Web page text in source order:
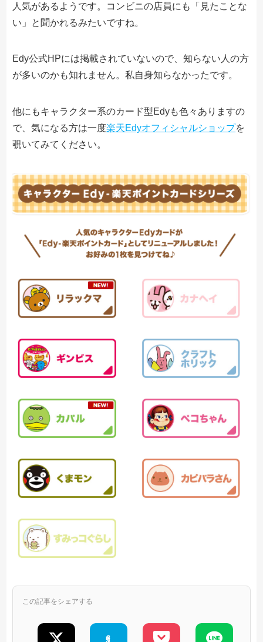
人気があるようです。コンビニの店員にも「見たことな
い」と聞かれるみたいですね。
Edy公式HPには掲載されていないので、知らない人の方
が多いのかも知れません。私自身知らなかったです。
他にもキャラクター系のカード型Edyも色々ありますの
で、気になる方は一度楽天Edyオフィシャルショップを
覗いてみてください。
この記事をシェアする